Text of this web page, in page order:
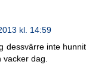
kl. 14:59
dessvärre inte hunnit
dag.